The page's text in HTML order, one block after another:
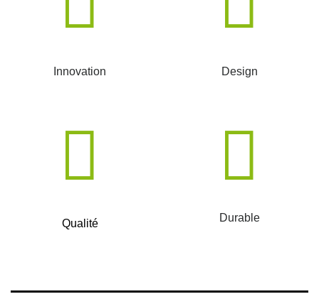
Innovation Design
Qualité Durable